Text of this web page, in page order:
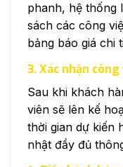
phanh, hệ thống
sách các công
bảng báo giá chi
3. Xác nhận
Sau khi khách
viên sẽ lên kế
thời gian dự kiến
nhật đầy đủ